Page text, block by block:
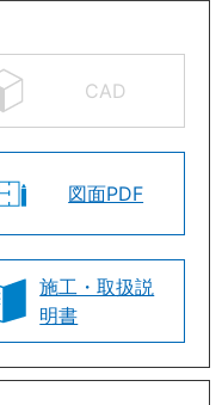
CAD
図面PDF
施工・取扱説
明書